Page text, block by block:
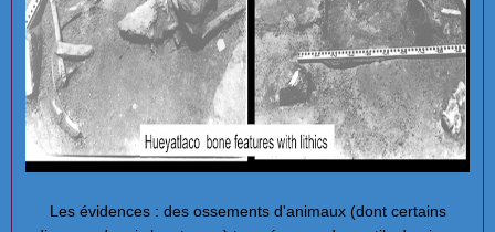
Les évidences : des ossements d'animaux (dont certains